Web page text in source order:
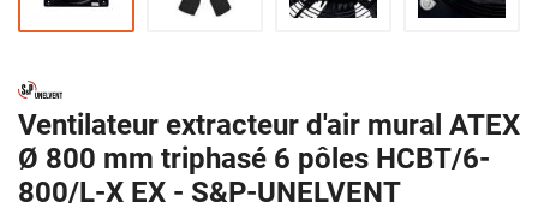
Ventilateur extracteur d'air mural ATEX
Ø 800 mm triphasé 6 pôles HCBT/6-
800/L-X EX - S&P-UNELVENT